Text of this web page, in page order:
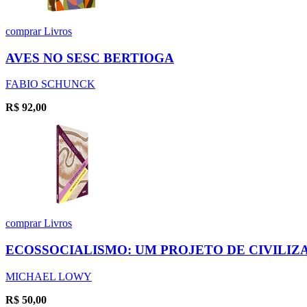
comprarLivros
AVES NO SESC BERTIOGA
FABIO SCHUNCK
R$ 92,00
comprarLivros
ECOSSOCIALISMO: UM PROJETO DE
MICHAEL LOWY
R$ 50,00